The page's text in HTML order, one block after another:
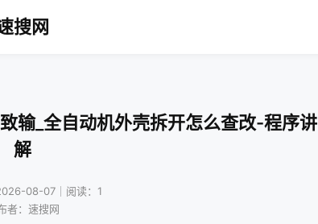
搜网
输_全自动机外壳拆开怎么查改-程序讲
解
08-07｜阅读：1
者：速搜网